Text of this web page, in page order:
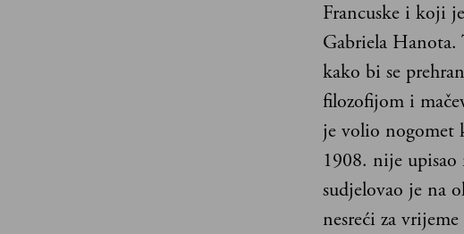
Francuske i koji
Gabriela
kako bi se
filozofijom i
je volio nogomet
1908. nije
sudjelovao je na
nesreći za